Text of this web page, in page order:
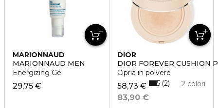
MARIONNAUD
MARIONNAUD MEN
Energizing Gel
29,75 €
DIOR
DIOR FOREVER CUSHION
Cipria in polvere
58,73 €
83,90 €
2 colori
5 2